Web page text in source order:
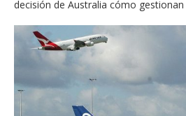
decisión de Australia cómo gestionan